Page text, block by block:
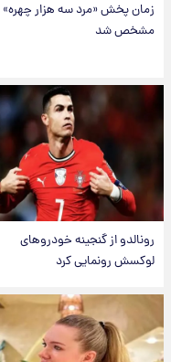
زمان پخش «مرد سه هزار چهره»
مشخص شد
رونالدو از گنجینه خودروهای
لوکسش رونمایی کرد